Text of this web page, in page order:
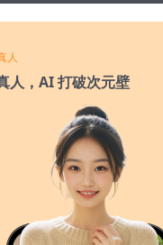
人
人，AI 打破次元壁